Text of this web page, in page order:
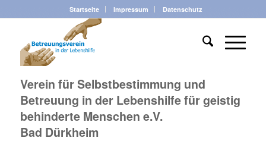
Startseite Impressum Datenschutz
Verein für Selbstbestimmung und
Betreuung in der Lebenshilfe für geistig
behinderte Menschen e.V.
Bad Dürkheim